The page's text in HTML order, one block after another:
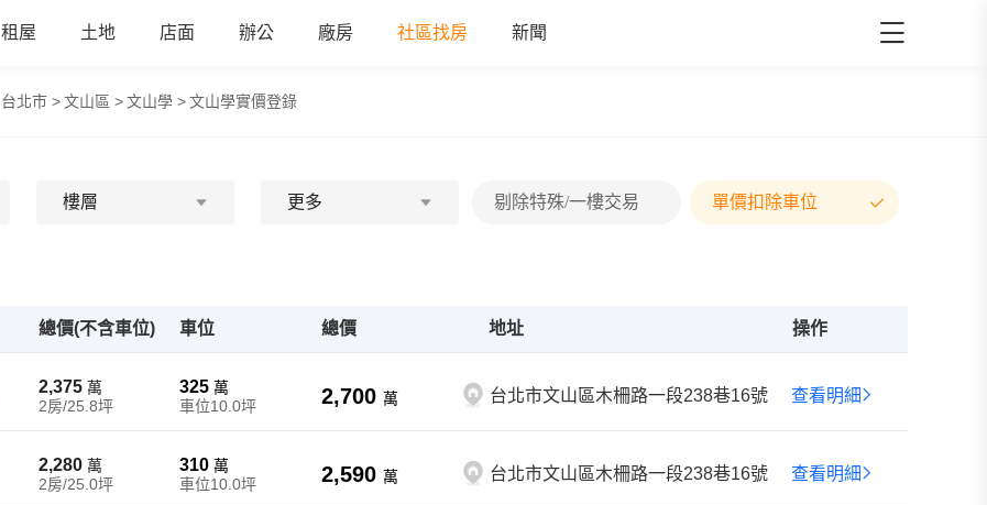
租屋 土地 店面 辦公 廠房 社區找房 新聞
台北市 >文山區 >文山學 >文山學實價登錄
樓層 更多 剔除特殊/一樓交易 單價扣除車位
總價(不含車位) 車位 總價 地址 操作
2,375 萬
2房/25.8坪
325萬
車位10.0坪
2,700 萬 台北市文山區木柵路一段238巷16號 查看明細
2,280 萬
2房/25.0坪
310萬
車位10.0坪
2,590 萬 台北市文山區木柵路一段238巷16號 查看明細